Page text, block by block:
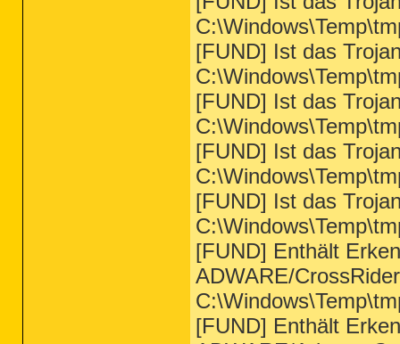
[FUND] Ist das
[FUND] Ist das
[FUND] Ist das
[FUND] Ist das
[FUND] Enthält
ADWARE/
[FUND] Enthält